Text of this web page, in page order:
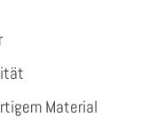
Material